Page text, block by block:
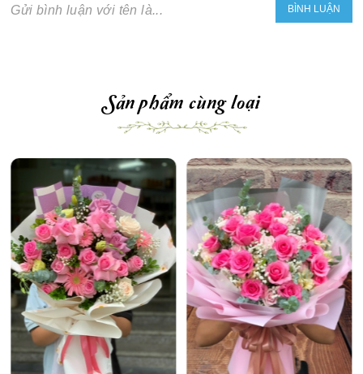
Gửi bình luận với tên là...
Sản phẩm cùng loại